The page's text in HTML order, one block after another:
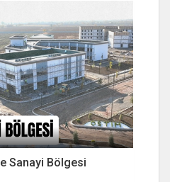
Sanayi Bölgesi